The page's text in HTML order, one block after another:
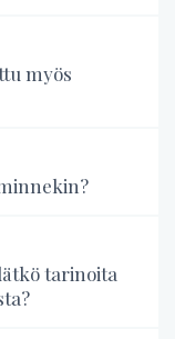
myös
tarinoita